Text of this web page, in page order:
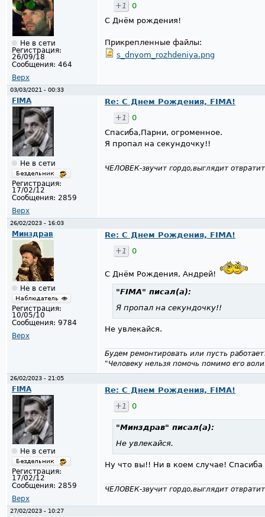
Не в сети
Регистрация:
26/09/18
Сообщения: 464
Верх
+1
0
С Днём рождения!
Прикрепленные файлы:
s_dnyom_rozhdeniya.png
03/03/2021 - 00:33
FIMA
Не в сети
Регистрация:
17/02/12
Сообщения: 2859
Верх
Re: С Днем Рождения, FIMA!
+1
0
Спасиба,Парни, огроменное.
Я пропал на секундочку!!
ЧЕЛОВЕК-звучит гордо,выглядит
26/02/2023 - 16:03
Минздрав
Не в сети
Регистрация:
10/05/10
Сообщения: 9784
Верх
Re: С Днем Рождения, FIMA!
+1
0
С Днём Рождения, Андрей!
"FIMA" писал(а):
Я пропал на секундочку!!
Не увлекайся.
Будем ремонтировать или пусть
"Человеку нельзя помочь помимо его
26/02/2023 - 21:05
FIMA
Не в сети
Регистрация:
17/02/12
Сообщения: 2859
Верх
Re: С Днем Рождения, FIMA!
+1
0
"Минздрав" писал(а):
Не увлекайся.
Ну что вы!! Ни в коем случае!
ЧЕЛОВЕК-звучит гордо,выглядит
27/02/2023 - 10:27